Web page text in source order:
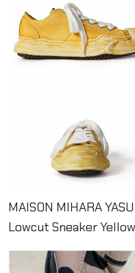
MAISON MIHARA
Lowcut Sneaker Yellow